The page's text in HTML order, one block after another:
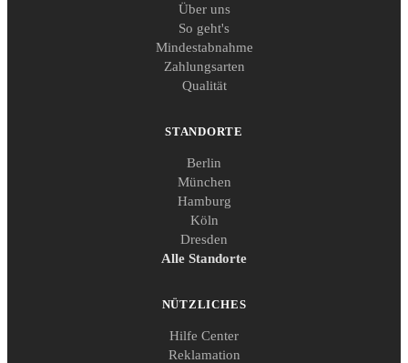
Über uns
So geht's
Mindestabnahme
Zahlungsarten
Qualität
STANDORTE
Berlin
München
Hamburg
Köln
Dresden
Alle Standorte
NÜTZLICHES
Hilfe Center
Reklamation